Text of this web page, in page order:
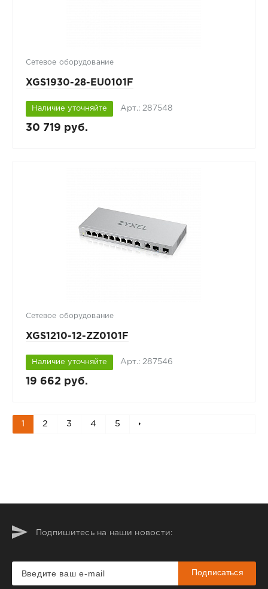
Сетевое оборудование
XGS1930-28-EU0101F
Наличие уточняйте Арт.: 287548
30 719 руб.
Сетевое оборудование
XGS1210-12-ZZ0101F
Наличие уточняйте Арт.: 287546
19 662 руб.
1 2 3 4 5
Подпишитесь на наши новости:
Подписаться